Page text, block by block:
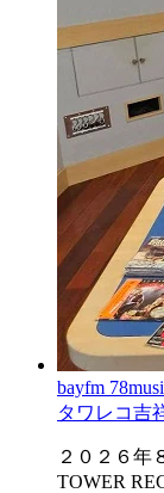
bayfm
タワレコ吉
２０２６年
TOWER